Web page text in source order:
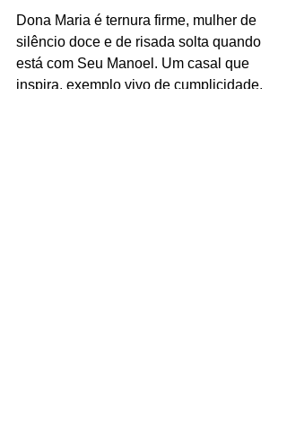
Dona Maria é ternura firme, mulher de
silêncio doce e de risada solta quando
está com Seu Manoel. Um casal que
inspira, exemplo vivo de cumplicidade,